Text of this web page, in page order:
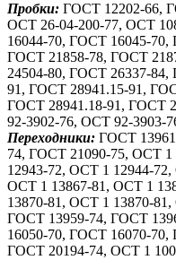
Пробки: ГОСТ 12202-66,
ОСТ 26-04-200-77, ОСТ
16044-70, ГОСТ 16045-
ГОСТ 21858-78, ГОСТ
24504-80, ГОСТ 26337-
91, ГОСТ 28941.15-91,
ГОСТ 28941.18-91, ГОСТ
92-3902-76, ОСТ 92-3903-
Переходники: ГОСТ
74, ГОСТ 21090-75, ОСТ 1
12943-72, ОСТ 1 12944-
ОСТ 1 13867-81, ОСТ 1
13870-81, ОСТ 1 13870-
ГОСТ 13959-74, ГОСТ
16050-70, ГОСТ 16070-
ГОСТ 20194-74, ОСТ 1